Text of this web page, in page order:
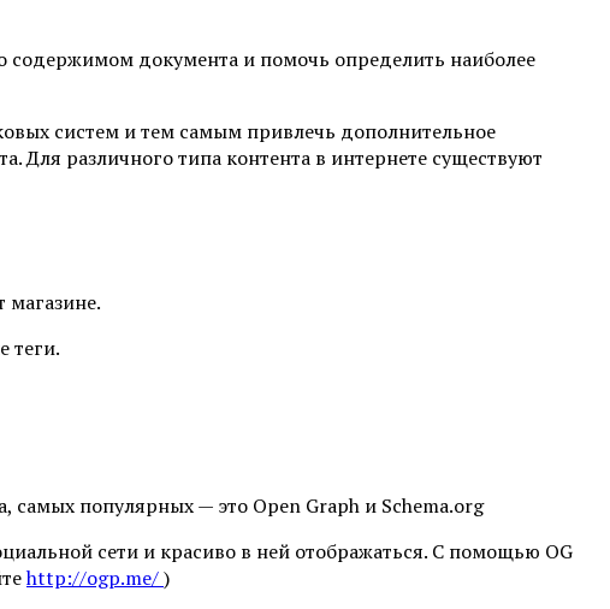
документа и помочь определить наиболее
систем и тем самым привлечь дополнительное
Для различного типа контента в интернете существуют
магазине.
теги.
самых популярных — это Open Graph и Schema.org
сети и красиво в ней отображаться. С помощью OG
http://ogp.me/)